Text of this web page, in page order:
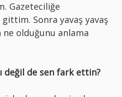
Gazeteciliğe
gittim. Sonra yavaş yavaş
olduğunu anlama
değil de sen fark ettin?